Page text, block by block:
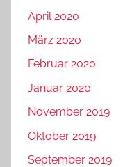
April 2020
März 2020
Februar 2020
Januar 2020
November 2019
Oktober 2019
September 2019